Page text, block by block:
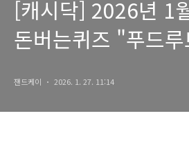
[캐시닥] 2026년 1
돈버는퀴즈 "푸드루
잰드케이 2026. 1. 27. 11:14